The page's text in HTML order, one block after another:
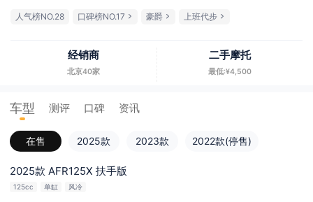
人气榜NO.28 口碑榜NO.17 豪爵 上班代步
经销商
北京40家
二手摩托
最低:¥4,500
车型 测评 口碑 资讯
在售 2025款 2023款 2022款(停售)
2025款 AFR125X 扶手版
125cc 单缸 风冷